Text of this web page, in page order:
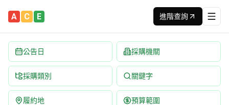
A C E 進階查詢
公告日 採購機關
採購類別 關鍵字
履約地 預算範圍